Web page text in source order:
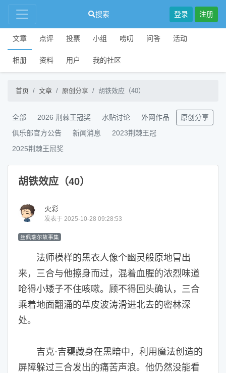
搜索 登录 注册
文章 点评 投票 小组 唠叨 问答 活动
相册 资料 用户 我的社区
首页 文章 原创分享 胡铁效应（40）
全部 2026 荆棘王冠奖 水贴讨论 外网作品
原创分享
俱乐部官方公告
新闻消息
2023荆棘王冠
2025荆棘王冠奖
胡铁效应（40）
火彩
发表于 2025-10-28 09:28:53
丝佩瑞尔故事集
法师模样的黑衣人像个幽灵般原地冒出
来，三合与他擦身而过，混着血腥的浓烈味道
呛得小矮子不住咳嗽。顾不得回头确认，三合
乘着地面翻涌的草皮波涛滑进北去的密林深
处。
吉克·吉甕藏身在黑暗中，利用魔法创造的
屏障躲过三合发出的痛苦声浪。他仍然没能看